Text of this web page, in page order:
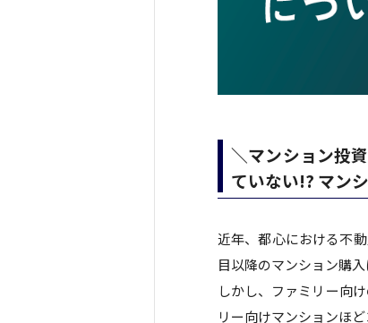
＼マンション投
ていない!? マン
近年、都心における不
目以降のマンション購
しかし、ファミリー向
リー向けマンションほ